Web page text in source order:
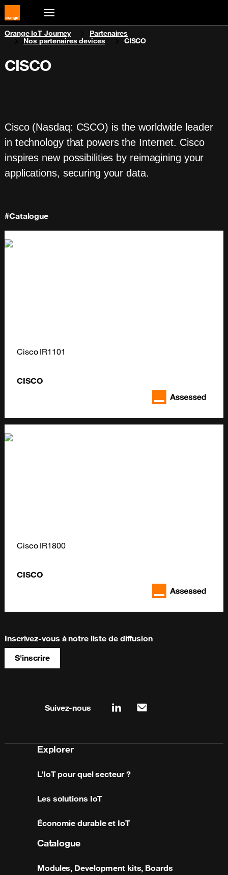
You are here:
Orange IoT Journey
Partenaires
Nos partenaires devices
CISCO
CISCO
Cisco (Nasdaq: CSCO) is the worldwide leader
in technology that powers the Internet. Cisco
inspires new possibilities by reimagining your
applications, securing your data.
#Catalogue
Cisco IR1101
CISCO
Cisco IR1800
CISCO
Inscrivez-vous à notre liste de diffusion
S'inscrire
Suivez-nous linkedinmail
Explorer
L’IoT pour quel secteur ?
Les solutions IoT
Économie durable et IoT
Catalogue
Modules, Development kits, Boards